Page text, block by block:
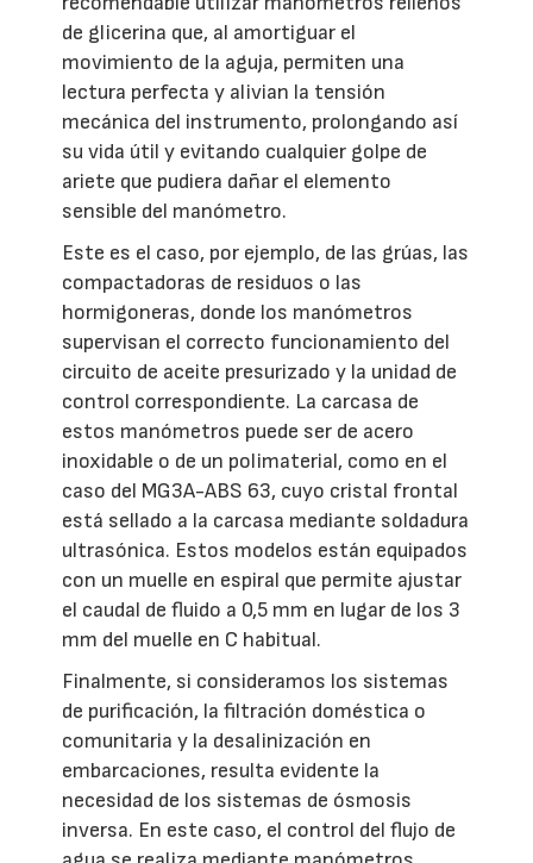
de glicerina que, al amortiguar el
movimiento de la aguja, permiten una
lectura perfecta y alivian la tensión
mecánica del instrumento, prolongando así
su vida útil y evitando cualquier golpe de
ariete que pudiera dañar el elemento
sensible del manómetro.
Este es el caso, por ejemplo, de las grúas, las
compactadoras de residuos o las
hormigoneras, donde los manómetros
supervisan el correcto funcionamiento del
circuito de aceite presurizado y la unidad de
control correspondiente. La carcasa de
estos manómetros puede ser de acero
inoxidable o de un polimaterial, como en el
caso del MG3A-ABS 63, cuyo cristal frontal
está sellado a la carcasa mediante soldadura
ultrasónica. Estos modelos están equipados
con un muelle en espiral que permite ajustar
el caudal de fluido a 0,5 mm en lugar de los 3
mm del muelle en C habitual.
Finalmente, si consideramos los sistemas
de purificación, la filtración doméstica o
comunitaria y la desalinización en
embarcaciones, resulta evidente la
necesidad de los sistemas de ósmosis
inversa. En este caso, el control del flujo de